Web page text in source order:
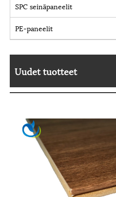
SPC seinäpaneelit
PE-paneelit
Uudet tuotteet